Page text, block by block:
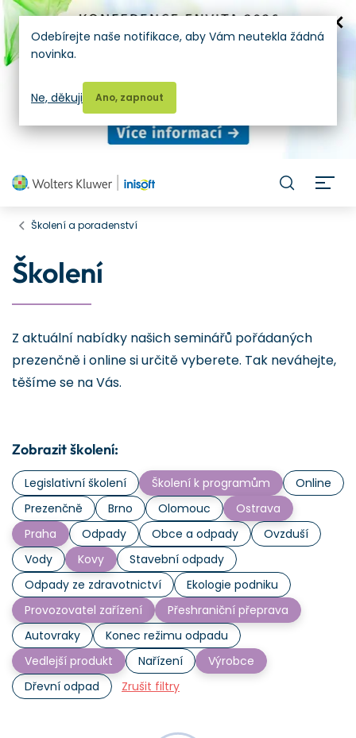
Školení a poradenství
Školení
Z aktuální nabídky našich seminářů pořádaných
prezenčně i online si určitě vyberete. Tak neváhejte,
těšíme se na Vás.
Zobrazit školení:
Legislativní školení Školení k programům
Online
Prezenčně
Brno Olomouc
Ostrava
Praha
Odpady Obce a odpady
Ovzduší
Vody
Kovy
Stavební odpady
Odpady ze zdravotnictví
Ekologie podniku
Provozovatel zařízení
Přeshraniční přeprava
Autovraky
Konec režimu odpadu
Vedlejší produkt
Nařízení
Výrobce
Dřevní odpad
Zrušit filtry
Odebírejte naše notifikace, aby Vám neutekla žádná
novinka.
Ano, zapnout
Ne, děkuji